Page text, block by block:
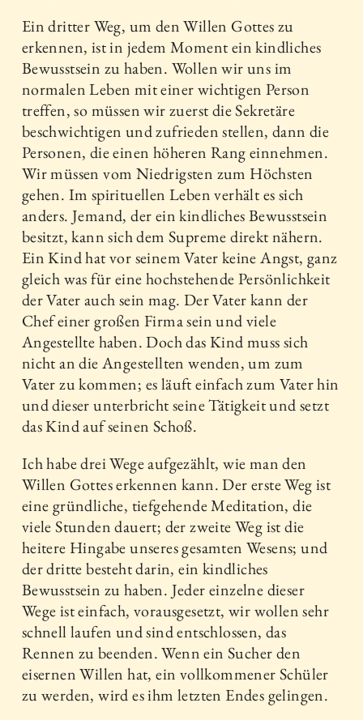
Ein dritter Weg, um den Willen Gottes zu
erkennen, ist in jedem Moment ein kindliches
Bewusstsein zu haben. Wollen wir uns im
normalen Leben mit einer wichtigen Person
treffen, so müssen wir zuerst die Sekretäre
beschwichtigen und zufrieden stellen, dann die
Personen, die einen höheren Rang einnehmen.
Wir müssen vom Niedrigsten zum Höchsten
gehen. Im spirituellen Leben verhält es sich
anders. Jemand, der ein kindliches Bewusstsein
besitzt, kann sich dem Supreme direkt nähern.
Ein Kind hat vor seinem Vater keine Angst, ganz
gleich was für eine hochstehende Persönlichkeit
der Vater auch sein mag. Der Vater kann der
Chef einer großen Firma sein und viele
Angestellte haben. Doch das Kind muss sich
nicht an die Angestellten wenden, um zum
Vater zu kommen; es läuft einfach zum Vater hin
und dieser unterbricht seine Tätigkeit und setzt
das Kind auf seinen Schoß.
Ich habe drei Wege aufgezählt, wie man den
Willen Gottes erkennen kann. Der erste Weg ist
eine gründliche, tiefgehende Meditation, die
viele Stunden dauert; der zweite Weg ist die
heitere Hingabe unseres gesamten Wesens; und
der dritte besteht darin, ein kindliches
Bewusstsein zu haben. Jeder einzelne dieser
Wege ist einfach, vorausgesetzt, wir wollen sehr
schnell laufen und sind entschlossen, das
Rennen zu beenden. Wenn ein Sucher den
eisernen Willen hat, ein vollkommener Schüler
zu werden, wird es ihm letzten Endes gelingen.